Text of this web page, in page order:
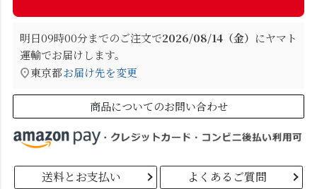
明日09時00分までのご注文で2026/08/14（金） にヤマト
運輸でお届けします。
東京都お届け先を変更
商品についてのお問い合わせ
送料とお支払い よくあるご質問